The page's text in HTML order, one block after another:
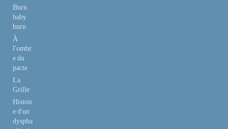
Burn
baby
burn
À
l'ombr
e du
pacte
La
Grille
Histoir
e d'un
dyspha